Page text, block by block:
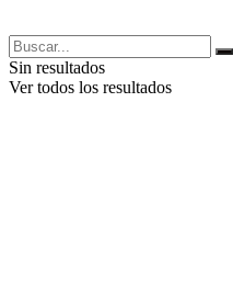
Sin resultados
Ver todos los resultados